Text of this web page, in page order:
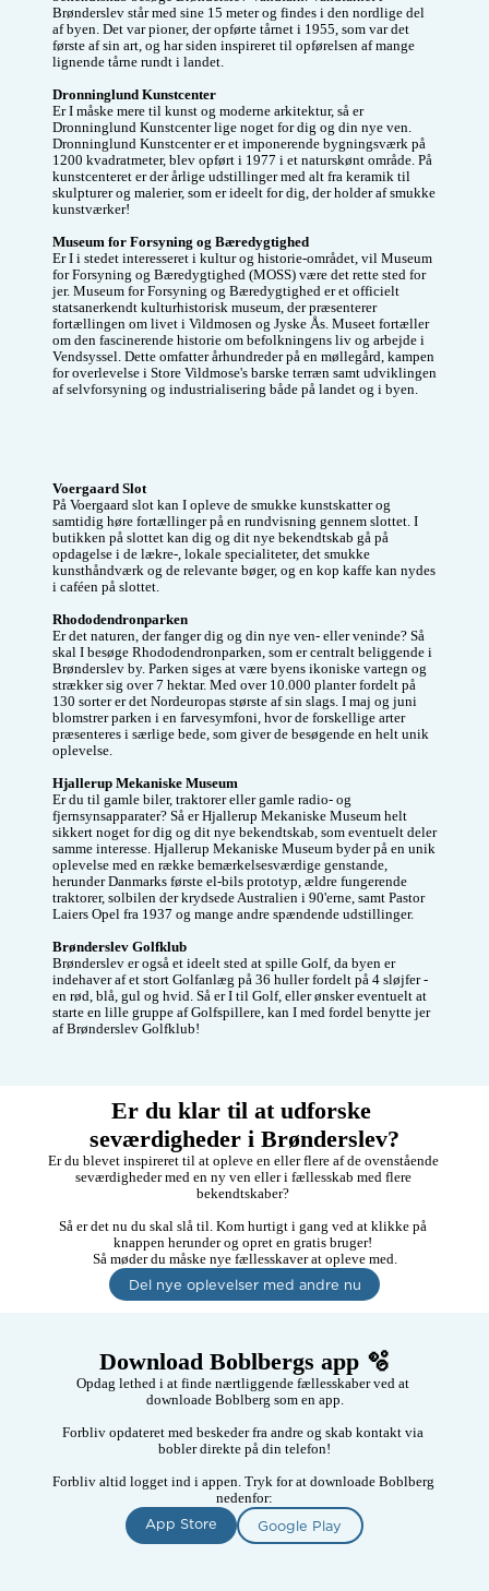
loppemarkeder og
ture ud i det blå😀
jeg maler lidt på
lærred og på sten.
Drama/krimi/action.
Og drikker kaffe og
hygge snakke,gerne
med nogle gode
grin 😀 så vær frisk
og skriv til mig jeg
bider ikke🤣 og
måske vi for en god
❤️
Brønderslev står med sine 15 meter og findes i den nordlige del
af byen. Det var pioner, der opførte tårnet i 1955, som var det
første af sin art, og har siden inspireret til opførelsen af mange
lignende tårne rundt i landet.
Dronninglund Kunstcenter
Er I måske mere til kunst og moderne arkitektur, så er
Dronninglund Kunstcenter lige noget for dig og din nye ven.
Dronninglund Kunstcenter er et imponerende bygningsværk på
1200 kvadratmeter, blev opført i 1977 i et naturskønt område. På
kunstcenteret er der årlige udstillinger med alt fra keramik til
skulpturer og malerier, som er ideelt for dig, der holder af smukke
kunstværker!
Museum for Forsyning og Bæredygtighed
Er I i stedet interesseret i kultur og historie-området, vil Museum
for Forsyning og Bæredygtighed (MOSS) være det rette sted for
jer. Museum for Forsyning og Bæredygtighed er et officielt
statsanerkendt kulturhistorisk museum, der præsenterer
fortællingen om livet i Vildmosen og Jyske Ås. Museet fortæller
om den fascinerende historie om befolkningens liv og arbejde i
Vendsyssel. Dette omfatter århundreder på en møllegård, kampen
for overlevelse i Store Vildmose's barske terræn samt udviklingen
af selvforsyning og industrialisering både på landet og i byen.
Voergaard Slot
På Voergaard slot kan I opleve de smukke kunstskatter og
samtidig høre fortællinger på en rundvisning gennem slottet. I
butikken på slottet kan dig og dit nye bekendtskab gå på
opdagelse i de lækre-, lokale specialiteter, det smukke
kunsthåndværk og de relevante bøger, og en kop kaffe kan nydes
i caféen på slottet.
Rhododendronparken
Er det naturen, der fanger dig og din nye ven- eller veninde? Så
skal I besøge Rhododendronparken, som er centralt beliggende i
Brønderslev by. Parken siges at være byens ikoniske vartegn og
strækker sig over 7 hektar. Med over 10.000 planter fordelt på
130 sorter er det Nordeuropas største af sin slags. I maj og juni
blomstrer parken i en farvesymfoni, hvor de forskellige arter
præsenteres i særlige bede, som giver de besøgende en helt unik
oplevelse.
Hjallerup Mekaniske Museum
Er du til gamle biler, traktorer eller gamle radio- og
fjernsynsapparater? Så er Hjallerup Mekaniske Museum helt
sikkert noget for dig og dit nye bekendtskab, som eventuelt deler
samme interesse. Hjallerup Mekaniske Museum byder på en unik
oplevelse med en række bemærkelsesværdige genstande,
herunder Danmarks første el-bils prototyp, ældre fungerende
traktorer, solbilen der krydsede Australien i 90'erne, samt Pastor
Laiers Opel fra 1937 og mange andre spændende udstillinger.
Brønderslev Golfklub
Brønderslev er også et ideelt sted at spille Golf, da byen er
indehaver af et stort Golfanlæg på 36 huller fordelt på 4 sløjfer -
en rød, blå, gul og hvid. Så er I til Golf, eller ønsker eventuelt at
starte en lille gruppe af Golfspillere, kan I med fordel benytte jer
af Brønderslev Golfklub!
Er du klar til at udforske
seværdigheder i Brønderslev?
Er du blevet inspireret til at opleve en eller flere af de ovenstående
seværdigheder med en ny ven eller i fællesskab med flere
bekendtskaber?
Så er det nu du skal slå til. Kom hurtigt i gang ved at klikke på
knappen herunder og opret en gratis bruger!
Så møder du måske nye fællesskaver at opleve med.
Del nye oplevelser med andre nu
Download Boblbergs app 🫧
Opdag lethed i at finde nærtliggende fællesskaber ved at
downloade Boblberg som en app.
Forbliv opdateret med beskeder fra andre og skab kontakt via
bobler direkte på din telefon!
Forbliv altid logget ind i appen. Tryk for at downloade Boblberg
nedenfor:
App Store Google Play